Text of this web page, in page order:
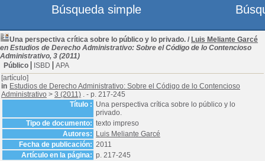
Una perspectiva crítica sobre lo público y lo privado. / Luis Meliante Garcé
en Estudios de Derecho Administrativo: Sobre el Código de lo Contencioso
Administrativo, 3 (2011)
Público
ISBD
APA
[artículo]
in Estudios de Derecho Administrativo: Sobre el Código de lo Contencioso
Administrativo > 3 (2011) . - p. 217-245
Título : Una perspectiva crítica sobre lo público y lo
privado.
Tipo de documento: texto impreso
Autores:
Luis Meliante Garcé
Fecha de publicación: 2011
Artículo en la página: p. 217-245
Búsqueda simple